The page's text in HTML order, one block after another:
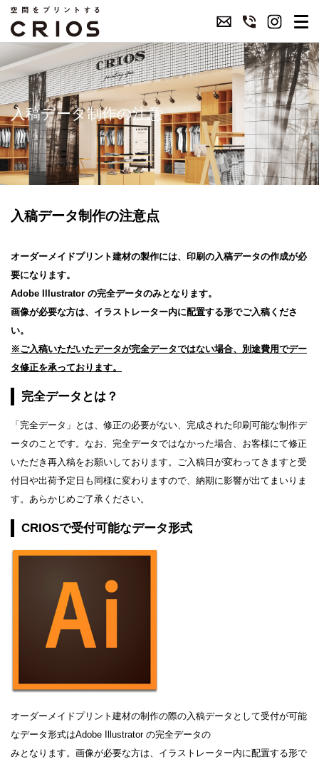
入稿データ制作の注意
入稿データ制作の注意点
オーダーメイドプリント建材の製作には、印刷の入稿データの作成が必
要になります。
Adobe Illustrator の完全データのみとなります。
画像が必要な方は、イラストレーター内に配置する形でご入稿くださ
い。
※ご入稿いただいたデータが完全データではない場合、別途費用でデー
タ修正を承っております。
完全データとは？
「完全データ」とは、修正の必要がない、完成された印刷可能な制作デ
ータのことです。なお、完全データではなかった場合、お客様にて修正
いただき再入稿をお願いしております。ご入稿日が変わってきますと受
付日や出荷予定日も同様に変わりますので、納期に影響が出てまいりま
す。あらかじめご了承ください。
CRIOSで受付可能なデータ形式
オーダーメイドプリント建材の制作の際の入稿データとして受付が可能
なデータ形式はAdobe Illustrator の完全データの
みとなります。画像が必要な方は、イラストレーター内に配置する形で